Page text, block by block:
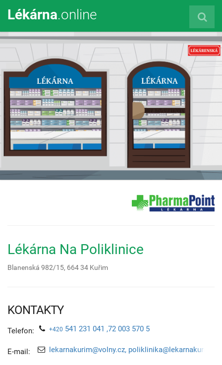
Lékárna.online
Lékárna Na Poliklinice
Blanenská 982/15, 664 34 Kuřim
KONTAKTY
Telefon: +420 541 231 041 ,72 003 570 5
E-mail: lekarnakurim@volny.cz, poliklinika@lekarnakurim.cz